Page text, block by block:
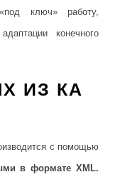
ключ» работу,
конечного
ИЗ КА
с помощью
в формате XML.